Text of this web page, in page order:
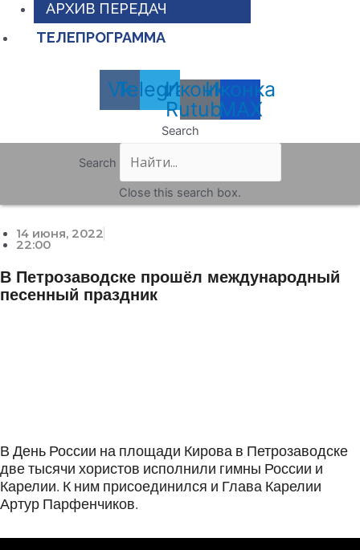
АРХИВ ПЕРЕДАЧ
ТЕЛЕПРОГРАММА
Vk
Telegram
Иконка
Rutube
Иконка
MAX
Search
Search
Close this search box.
14 июня, 2022
22:00
В Петрозаводске прошёл международный
песенный праздник
В День России на площади Кирова в Петрозаводске
две тысячи хористов исполнили гимны России и
Карелии. К ним присоединился и Глава Карелии
Артур Парфенчиков.